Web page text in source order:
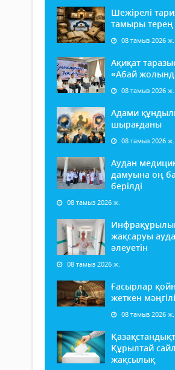
Шежірелі
тамыры терең
08 тамыз 2026 ж.
Ақиқат
«Абай
08 тамыз 2026 ж.
Адами
шырағданы
08 тамыз 2026 ж.
Аудан
дамуына оң
берілді
08 тамыз 2026 ж.
жақсаруы
әлеуетін
08 тамыз 2026 ж.
Ғасырлар
жеткен
08 тамыз 2026 ж.
Құрылтай
жақсылық